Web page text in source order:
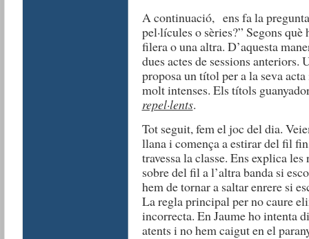
A continuació, ens fa la
pel·lícules o sèries?” Segons
filera o una altra. D’aquesta
dues actes de sessions anteriors.
proposa un títol per a la seva
molt intenses. Els títols
repel·lents.
Tot seguit, fem el joc del dia.
llana i comença a estirar del fil
travessa la classe. Ens explica
sobre del fil a l’altra banda si
hem de tornar a saltar enrere si
La regla principal per no caure
incorrecta. En Jaume ho intenta
atents i no hem caigut en el